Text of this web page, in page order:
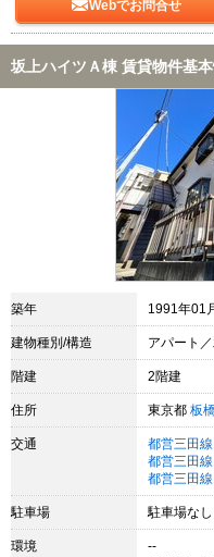
Webでお問合せ
坂上ハイツＡ棟 賃貸物件基
築年 1991年01
建物種別/構造 アパート
階建 2階建
住所 東京都 板
交通 都営三田線
都営三田線
都営三田線
駐車場 駐車場なし
環境
--